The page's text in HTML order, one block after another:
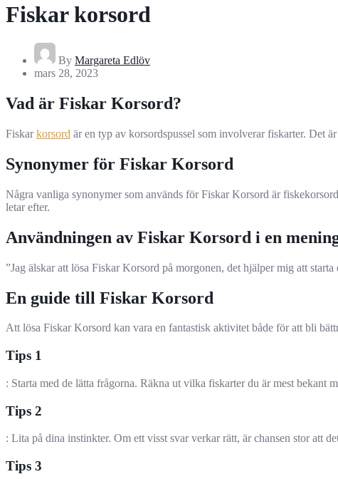
Fiskar korsord
By Margareta Edlöv
mars 28, 2023
Vad är Fiskar Korsord?
Fiskarkorsord är en typ av korsordspussel som involverar fiskarter. Det
Synonymer för Fiskar Korsord
Några vanliga synonymer som används för Fiskar Korsord är
letar efter.
Användningen av Fiskar Korsord i en
”Jag älskar att lösa Fiskar Korsord på morgonen, det hjälper mig att
En guide till Fiskar Korsord
Att lösa Fiskar Korsord kan vara en fantastisk aktivitet både för att bli
Tips 1
: Starta med de lätta frågorna. Räkna ut vilka fiskarter du är mest bekant
Tips 2
: Lita på dina instinkter. Om ett visst svar verkar rätt, är chansen stor att
Tips 3